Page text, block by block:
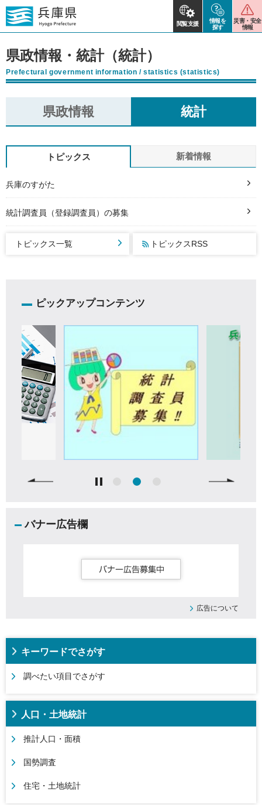
閲覧支援
情報を
探す
災害・安全
情報
県政情報・統計（統計）
Prefectural government information / statistics (statistics)
県政情報 統計
トピックス
兵庫のすがた
統計調査員（登録調査員）の募集
トピックス一覧 トピックスRSS
新着情報
ピックアップコンテンツ
バナー広告欄
広告について
キーワードでさがす
調べたい項目でさがす
人口・土地統計
推計人口・面積
国勢調査
住宅・土地統計